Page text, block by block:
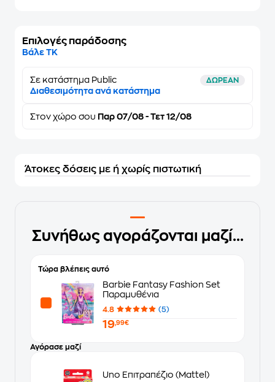
Επιλογές παράδοσης
Βάλε ΤΚ
Σε κατάστημα Public ΔΩΡΕΑΝ
Διαθεσιμότητα ανά κατάστημα
Στον χώρο σου Παρ 07/08 - Τετ 12/08
Άτοκες δόσεις με ή χωρίς πιστωτική
Συνήθως αγοράζονται μαζί...
Τώρα βλέπεις αυτό
Barbie Fantasy Fashion Set
Παραμυθένια
4.8 (5)
19,99€
Αγόρασε μαζί
Uno Επιτραπέζιο (Mattel)